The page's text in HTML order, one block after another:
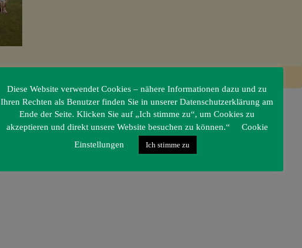
Diese Website verwendet Cookies – nähere Informationen dazu und zu
Ihren Rechten als Benutzer finden Sie in unserer Datenschutzerklärung am
Ende der Seite. Klicken Sie auf „Ich stimme zu“, um Cookies zu
akzeptieren und direkt unsere Website besuchen zu können.“
Cookie
Einstellungen
Ich stimme zu